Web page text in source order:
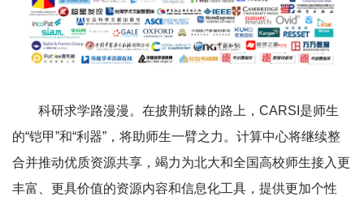
科研求学路漫漫。在披荆斩棘的路上，CARSI是师生
的“铠甲”和“利器”，将助师生一臂之力。计算中心将继续整
合并推动优质资源共享，竭力为北大和全国高校师生接入更
丰富、更具价值的资源内容和信息化工具，提供更加个性